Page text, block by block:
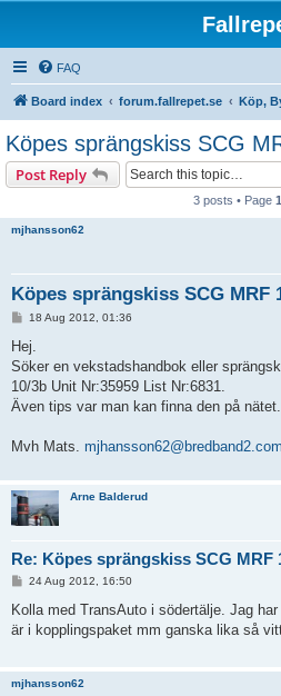
FAQ
Board index forum.fallrepet.se Köp,
Köpes sprängskiss SCG
Post Reply
3 posts • Page 1
mjhansson62
Köpes sprängskiss SCG MRF
P
s
18 Aug 2012, 01:36
Hej.
Söker en vekstadshandbok eller
10/3b Unit Nr:35959 List Nr:6831.
Även tips var man kan finna den på nätet.
Mvh Mats. mjhansson62@bredband2.com
Arne Balderud
Re: Köpes sprängskiss SCG MRF
P
s
24 Aug 2012, 16:50
Kolla med TransAuto i södertälje. Jag
är i kopplingspaket mm ganska lika så
mjhansson62